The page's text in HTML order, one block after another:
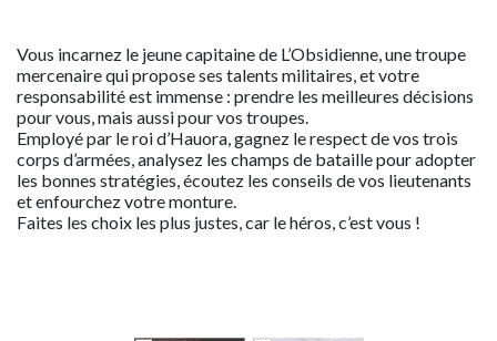
Vous incarnez le jeune capitaine de L’Obsidienne, une troupe
mercenaire qui propose ses talents militaires, et votre
responsabilité est immense : prendre les meilleures décisions
pour vous, mais aussi pour vos troupes.
Employé par le roi d’Hauora, gagnez le respect de vos trois
corps d’armées, analysez les champs de bataille pour adopter
les bonnes stratégies, écoutez les conseils de vos lieutenants
et enfourchez votre monture.
Faites les choix les plus justes, car le héros, c’est vous !